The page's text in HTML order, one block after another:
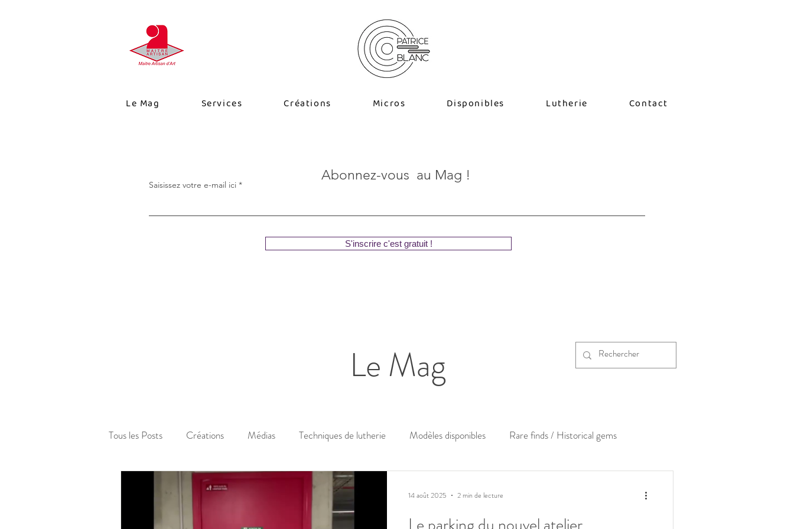
Le Mag Services Créations Micros Disponibles Lutherie Contact
Abonnez-vous au Mag !
Saisissez votre e-mail ici
S'inscrire c'est gratuit !
Le Mag
Tous les Posts Créations Médias Techniques de lutherie Modèles disponibles Rare finds / Historical gems
14 août 2025 2 min de lecture